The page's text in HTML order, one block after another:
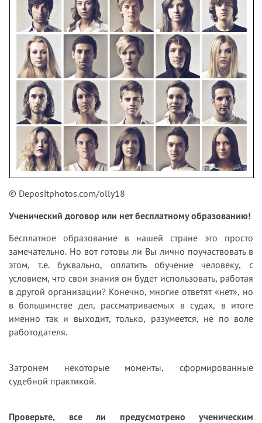
© Depositphotos.com/olly18
Ученический договор или нет бесплатному образованию!
Бесплатное образование в нашей стране это просто
замечательно. Но вот готовы ли Вы лично поучаствовать в
этом, т.е. буквально, оплатить обучение человеку, с
условием, что свои знания он будет использовать, работая
в другой организации? Конечно, многие ответят «нет», но
в большинстве дел, рассматриваемых в судах, в итоге
именно так и выходит, только, разумеется, не по воле
работодателя.
Затронем некоторые моменты, сформированные
судебной практикой.
Проверьте, все ли предусмотрено ученическим